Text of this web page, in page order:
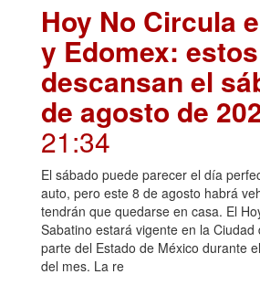
Hoy No Circula
y Edomex:
descansan el
de agosto de
21:34
El sábado puede parecer el día
auto, pero este 8 de agosto habrá
tendrán que quedarse en casa. El
Sabatino estará vigente en la Ciudad
parte del Estado de México durante
del mes. La re